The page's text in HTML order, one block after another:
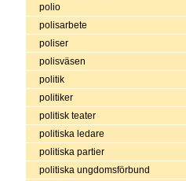
polio
polisarbete
poliser
polisväsen
politik
politiker
politisk teater
politiska ledare
politiska partier
politiska ungdomsförbund